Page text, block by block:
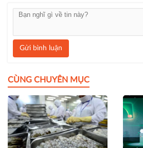
Gửi bình luận
CÙNG CHUYÊN MỤC